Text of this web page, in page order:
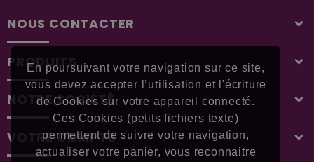
En poursuivant votre navigation sur ce site,
vous devez accepter l’utilisation et l'écriture
de Cookies sur votre appareil connecté.
Ces Cookies (petits fichiers texte)
permettent de suivre votre navigation,
actualiser votre panier, vous reconnaitre
NOUS CONTACTER
PRODUITS
NOTRE SOCIÉTÉ
VOTRE COMPTE